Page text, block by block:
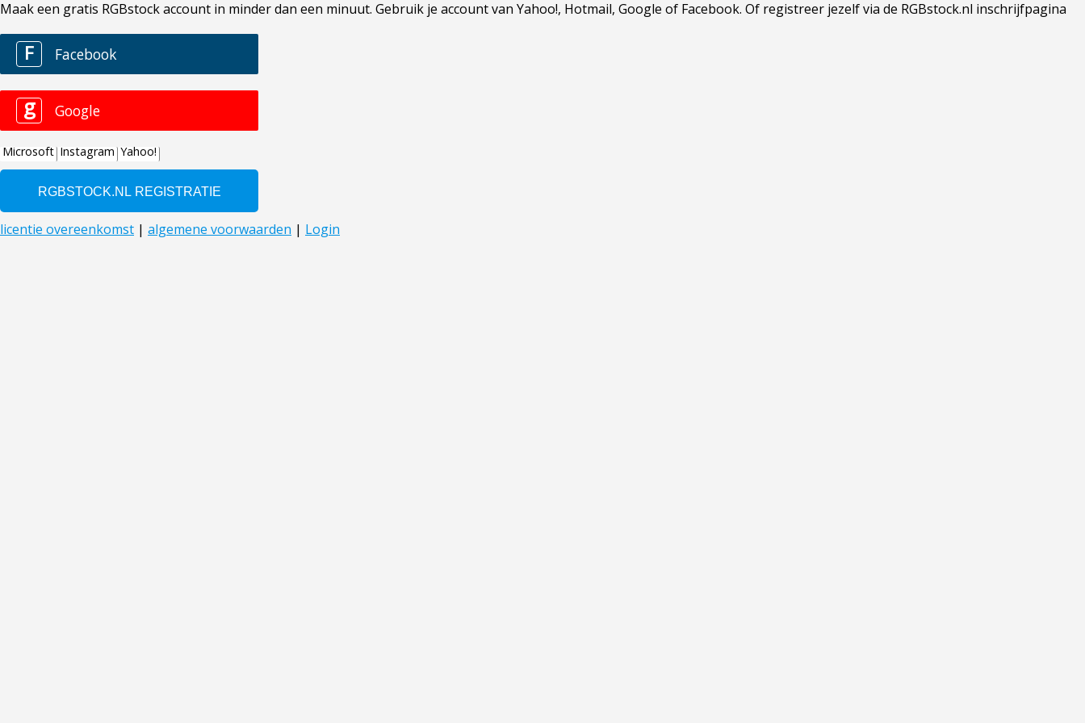
Maak een gratis RGBstock account in minder dan een minuut. Gebruik je account van Yahoo!, Hotmail, Google of Facebook. Of registreer jezelf via de RGBstock.nl inschrijfpagina
F Facebook
g Google
Microsoft Instagram Yahoo!
licentie overeenkomst | algemene voorwaarden | Login